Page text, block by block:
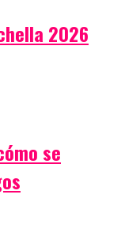
2026
se